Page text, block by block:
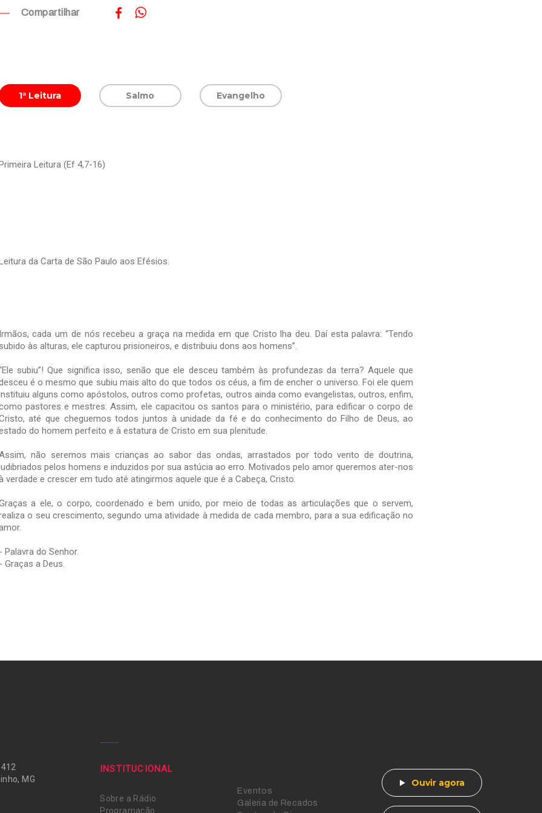
Compartilhar
1ª Leitura Salmo Evangelho
Leitura (Ef 4,7-16)
da Carta de São Paulo aos Efésios.
Irmãos, cada um de nós recebeu a graça na medida em que Cristo lha deu. Daí esta palavra: “Tendo
subido às alturas, ele capturou prisioneiros, e distribuiu dons aos homens”.
subiu”! Que significa isso, senão que ele desceu também às profundezas da terra? Aquele que
é o mesmo que subiu mais alto do que todos os céus, a fim de encher o universo. Foi ele quem
alguns como apóstolos, outros como profetas, outros ainda como evangelistas, outros, enfim,
pastores e mestres. Assim, ele capacitou os santos para o ministério, para edificar o corpo de
até que cheguemos todos juntos à unidade da fé e do conhecimento do Filho de Deus, ao
do homem perfeito e à estatura de Cristo em sua plenitude.
não seremos mais crianças ao sabor das ondas, arrastados por todo vento de doutrina,
pelos homens e induzidos por sua astúcia ao erro. Motivados pelo amor queremos ater-nos
verdade e crescer em tudo até atingirmos aquele que é a Cabeça, Cristo.
a ele, o corpo, coordenado e bem unido, por meio de todas as articulações que o servem,
o seu crescimento, segundo uma atividade à medida de cada membro, para a sua edificação no
- Palavra do Senhor.
- Graças a Deus.
MG
INSTITUCIONAL
Sobre a Rádio
Programação
Eventos
Galeria de Recados
Ouvir agora